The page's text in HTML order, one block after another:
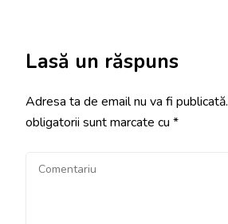
Lasă un răspuns
Adresa ta de email nu va fi publicată.
obligatorii sunt marcate cu *